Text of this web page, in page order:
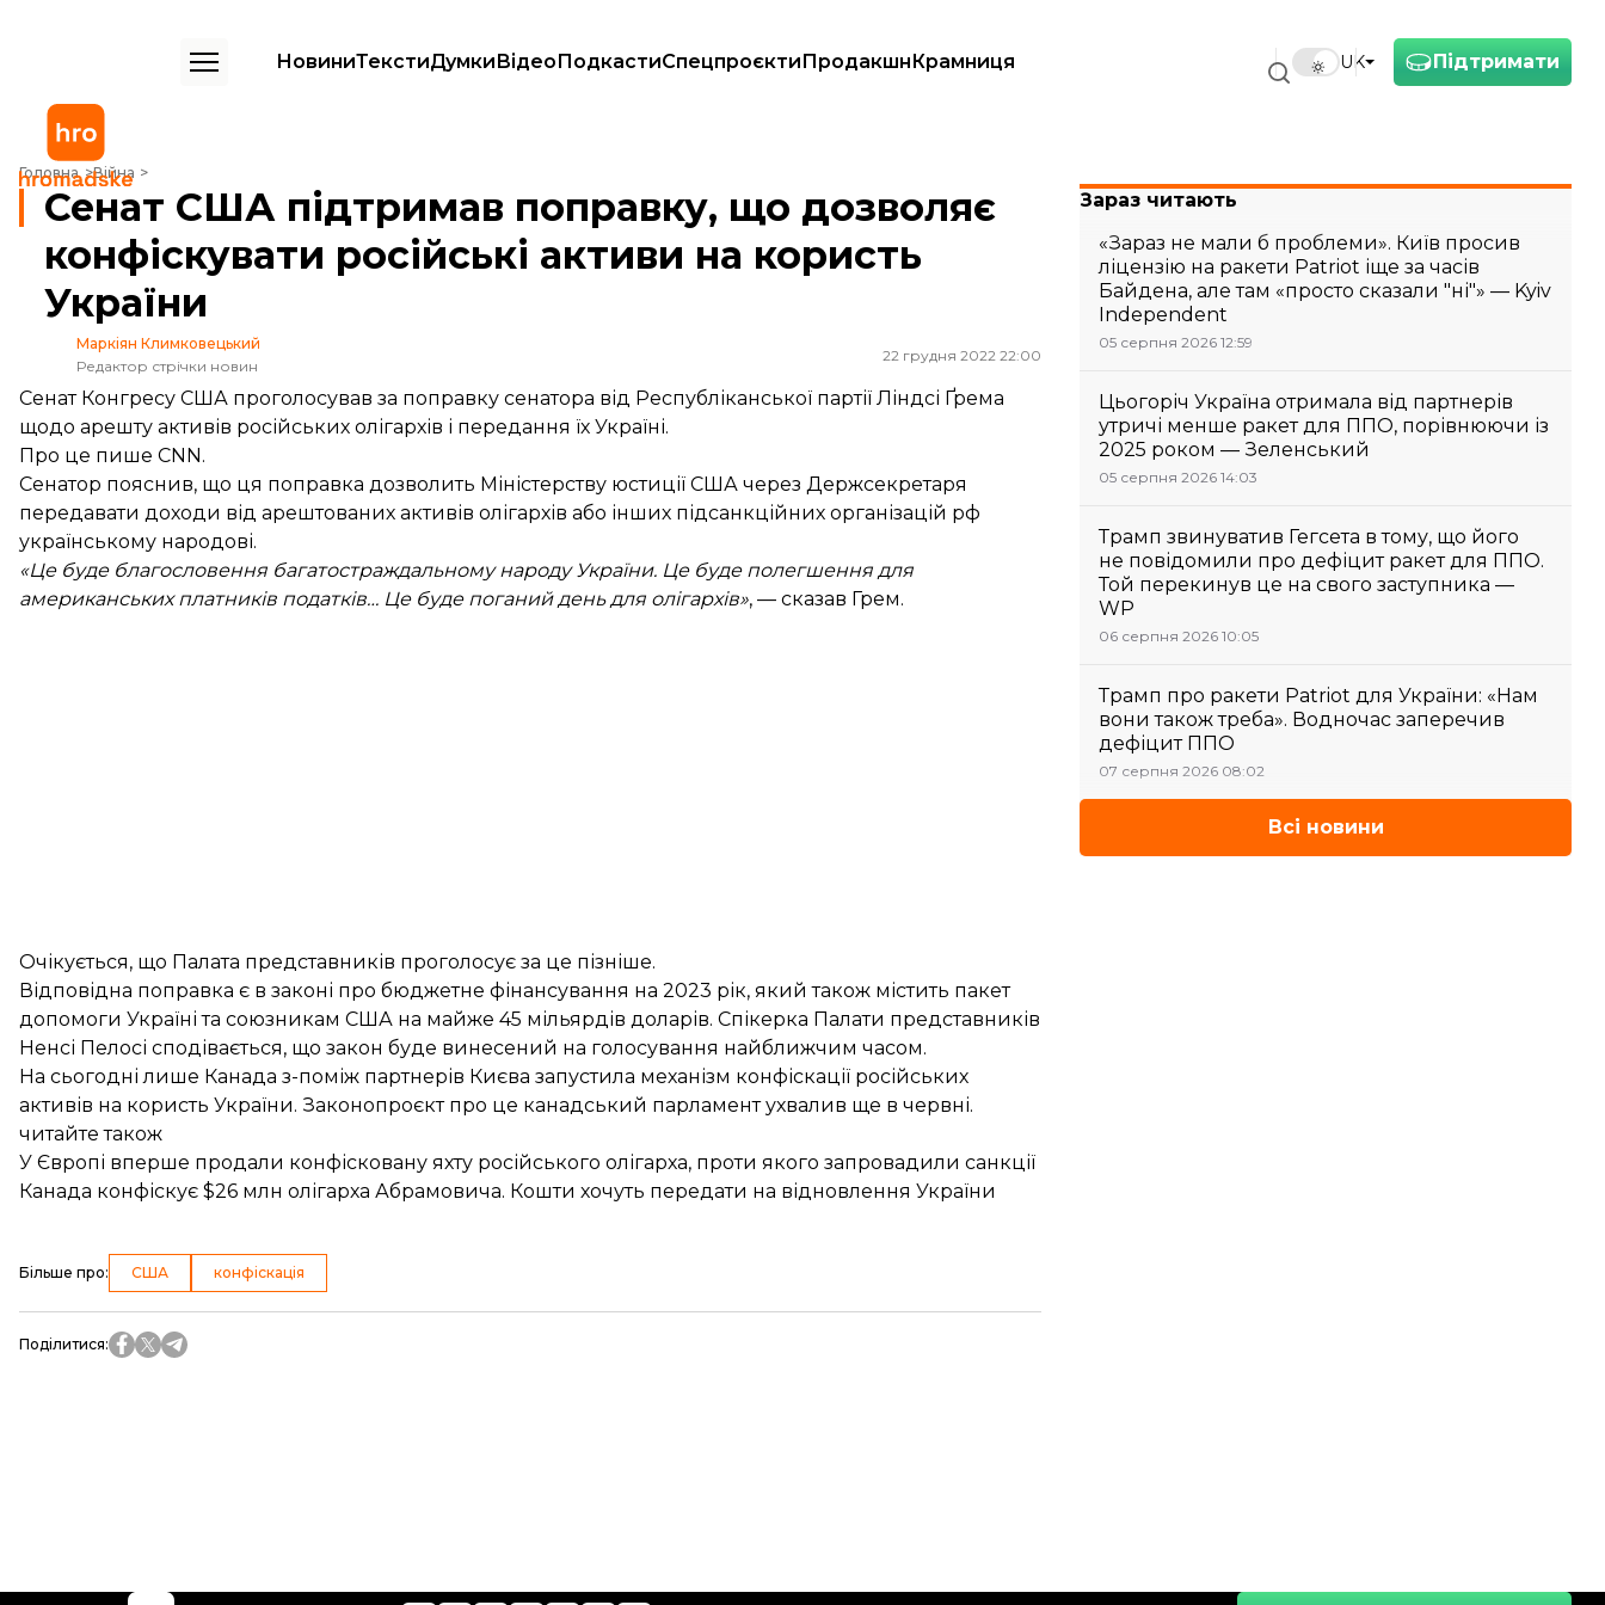
Підтримати
UK
НовиниТекстиДумкиВідеоПодкастиСпецпроєктиПродакшнКрамниця
Головна Війна
Сенат США підтримав поправку, що дозволяє конфіскувати російські активи на користь України
Сенат США підтримав поправку, що дозволяє
конфіскувати російські активи на користь
України
Маркіян Климковецький
Редактор стрічки новин
22 грудня 2022 22:00
Сенат Конгресу США проголосував за поправку сенатора від Республіканської партії Ліндсі Ґрема
щодо арешту активів російських олігархів і передання їх Україні.
Про це пише CNN.
Сенатор пояснив, що ця поправка дозволить Міністерству юстиції США через Держсекретаря
передавати доходи від арештованих активів олігархів або інших підсанкційних організацій рф
українському народові.
«Це буде благословення багатостраждальному народу України. Це буде полегшення для
американських платників податків… Це буде поганий день для олігархів», — сказав Грем.
Очікується, що Палата представників проголосує за це пізніше.
Відповідна поправка є в законі про бюджетне фінансування на 2023 рік, який також містить пакет
допомоги Україні та союзникам США на майже 45 мільярдів доларів. Спікерка Палати представників
Ненсі Пелосі сподівається, що закон буде винесений на голосування найближчим часом.
На сьогодні лише Канада з-поміж партнерів Києва запустила механізм конфіскації російських
активів на користь України. Законопроєкт про це канадський парламентухвалив ще в червні.
читайте також
У Європі вперше продали конфісковану яхту російського олігарха, проти якого запровадили санкції
Канада конфіскує $26 млн олігарха Абрамовича. Кошти хочуть передати на відновлення України
Більше про: США конфіскація
Поділитися:
Зараз читають
«Зараз не мали б проблеми». Київ просив
ліцензію на ракети Patriot іще за часів
Байдена, але там «просто сказали "ні"» — Kyiv
Independent
05 серпня 2026 12:59
Цьогоріч Україна отримала від партнерів
утричі менше ракет для ППО, порівнюючи із
2025 роком — Зеленський
05 серпня 2026 14:03
Трамп звинуватив Гегсета в тому, що його
не повідомили про дефіцит ракет для ППО.
Той перекинув це на свого заступника —
WP
06 серпня 2026 10:05
Трамп про ракети Patriot для України: «Нам
вони також треба». Водночас заперечив
дефіцит ППО
07 серпня 2026 08:02
Всі новини